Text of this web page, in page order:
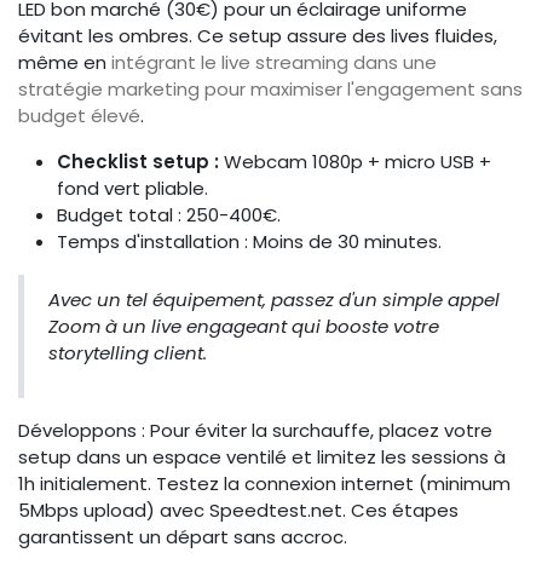
LED bon marché (30€) pour un éclairage uniforme
évitant les ombres. Ce setup assure des lives fluides,
même en intégrant le live streaming dans une
stratégie marketing pour maximiser l'engagement sans
budget élevé.
Checklist setup :Webcam 1080p + micro USB +
fond vert pliable.
Budget total : 250-400€.
Temps d'installation : Moins de 30 minutes.
Avec un tel équipement, passez d'un simple appel
Zoom à un live engageant qui booste votre
storytelling client.
Développons : Pour éviter la surchauffe, placez votre
setup dans un espace ventilé et limitez les sessions à
1h initialement. Testez la connexion internet (minimum
5Mbps upload) avec Speedtest.net. Ces étapes
garantissent un départ sans accroc.